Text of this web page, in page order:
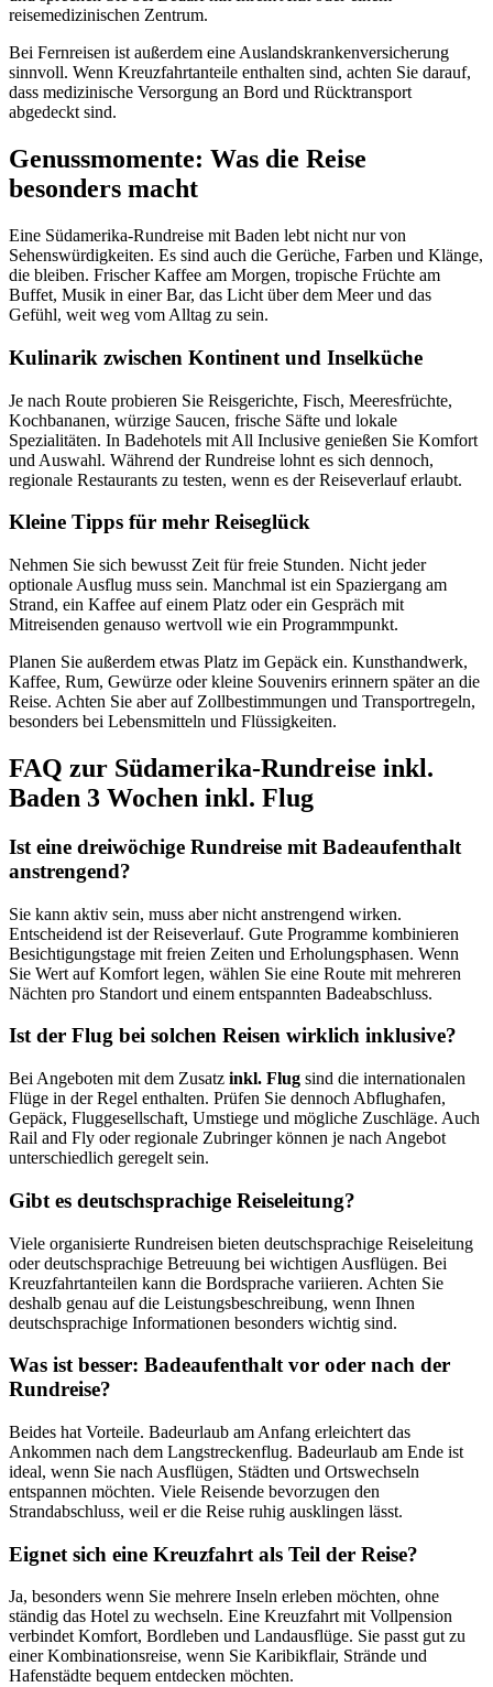
reisemedizinischen Zentrum.
Bei Fernreisen ist außerdem eine Auslandskrankenversicherung
sinnvoll. Wenn Kreuzfahrtanteile enthalten sind, achten Sie darauf,
dass medizinische Versorgung an Bord und Rücktransport
abgedeckt sind.
Genussmomente: Was die Reise
besonders macht
Eine Südamerika-Rundreise mit Baden lebt nicht nur von
Sehenswürdigkeiten. Es sind auch die Gerüche, Farben und Klänge,
die bleiben. Frischer Kaffee am Morgen, tropische Früchte am
Buffet, Musik in einer Bar, das Licht über dem Meer und das
Gefühl, weit weg vom Alltag zu sein.
Kulinarik zwischen Kontinent und Inselküche
Je nach Route probieren Sie Reisgerichte, Fisch, Meeresfrüchte,
Kochbananen, würzige Saucen, frische Säfte und lokale
Spezialitäten. In Badehotels mit All Inclusive genießen Sie Komfort
und Auswahl. Während der Rundreise lohnt es sich dennoch,
regionale Restaurants zu testen, wenn es der Reiseverlauf erlaubt.
Kleine Tipps für mehr Reiseglück
Nehmen Sie sich bewusst Zeit für freie Stunden. Nicht jeder
optionale Ausflug muss sein. Manchmal ist ein Spaziergang am
Strand, ein Kaffee auf einem Platz oder ein Gespräch mit
Mitreisenden genauso wertvoll wie ein Programmpunkt.
Planen Sie außerdem etwas Platz im Gepäck ein. Kunsthandwerk,
Kaffee, Rum, Gewürze oder kleine Souvenirs erinnern später an die
Reise. Achten Sie aber auf Zollbestimmungen und Transportregeln,
besonders bei Lebensmitteln und Flüssigkeiten.
FAQ zur Südamerika-Rundreise inkl.
Baden 3 Wochen inkl. Flug
Ist eine dreiwöchige Rundreise mit Badeaufenthalt
anstrengend?
Sie kann aktiv sein, muss aber nicht anstrengend wirken.
Entscheidend ist der Reiseverlauf. Gute Programme kombinieren
Besichtigungstage mit freien Zeiten und Erholungsphasen. Wenn
Sie Wert auf Komfort legen, wählen Sie eine Route mit mehreren
Nächten pro Standort und einem entspannten Badeabschluss.
Ist der Flug bei solchen Reisen wirklich inklusive?
Bei Angeboten mit dem Zusatz inkl. Flug sind die internationalen
Flüge in der Regel enthalten. Prüfen Sie dennoch Abflughafen,
Gepäck, Fluggesellschaft, Umstiege und mögliche Zuschläge. Auch
Rail and Fly oder regionale Zubringer können je nach Angebot
unterschiedlich geregelt sein.
Gibt es deutschsprachige Reiseleitung?
Viele organisierte Rundreisen bieten deutschsprachige Reiseleitung
oder deutschsprachige Betreuung bei wichtigen Ausflügen. Bei
Kreuzfahrtanteilen kann die Bordsprache variieren. Achten Sie
deshalb genau auf die Leistungsbeschreibung, wenn Ihnen
deutschsprachige Informationen besonders wichtig sind.
Was ist besser: Badeaufenthalt vor oder nach der
Rundreise?
Beides hat Vorteile. Badeurlaub am Anfang erleichtert das
Ankommen nach dem Langstreckenflug. Badeurlaub am Ende ist
ideal, wenn Sie nach Ausflügen, Städten und Ortswechseln
entspannen möchten. Viele Reisende bevorzugen den
Strandabschluss, weil er die Reise ruhig ausklingen lässt.
Eignet sich eine Kreuzfahrt als Teil der Reise?
Ja, besonders wenn Sie mehrere Inseln erleben möchten, ohne
ständig das Hotel zu wechseln. Eine Kreuzfahrt mit Vollpension
verbindet Komfort, Bordleben und Landausflüge. Sie passt gut zu
einer Kombinationsreise, wenn Sie Karibikflair, Strände und
Hafenstädte bequem entdecken möchten.